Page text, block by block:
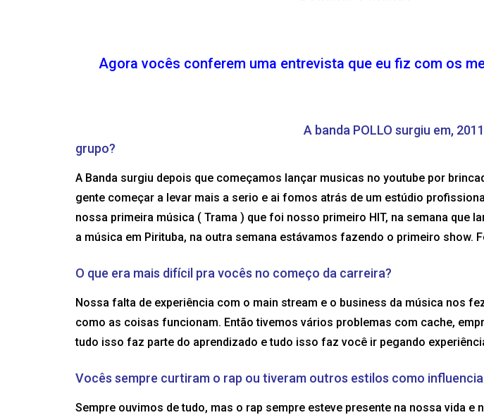
Agora vocês conferem uma entrevista que eu fiz com os
A banda POLLO surgiu em,
grupo?
A Banda surgiu depois que começamos lançar musicas no youtube por
gente começar a levar mais a serio e ai fomos atrás de um estúdio
nossa primeira música ( Trama ) que foi nosso primeiro HIT, na semana que
a música em Pirituba, na outra semana estávamos fazendo o primeiro show.
O que era mais difícil pra vocês no começo da carreira?
Nossa falta de experiência com o main stream e o business da música nos
como as coisas funcionam. Então tivemos vários problemas com cache,
tudo isso faz parte do aprendizado e tudo isso faz você ir pegando
Vocês sempre curtiram o rap ou tiveram outros estilos como
Sempre ouvimos de tudo, mas o rap sempre esteve presente na nossa vida e